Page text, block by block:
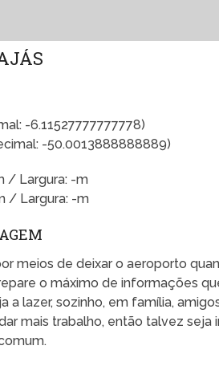
-6.11527777777778)
-50.0013888888889)
/ Largura: -m
/ Largura: -m
meios de deixar o aeroporto
o máximo de informações
a lazer, sozinho, em família,
mais trabalho, então talvez